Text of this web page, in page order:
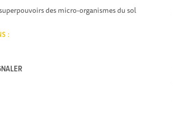
des micro-organismes du sol
: